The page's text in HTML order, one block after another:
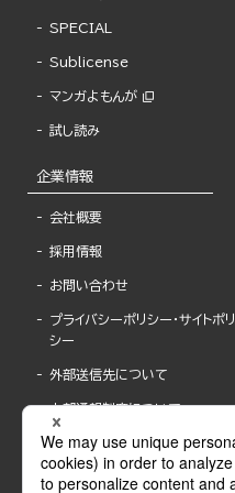
SPECIAL
Sublicense
マンガよもんが
試し読み
企業情報
会社概要
採用情報
お問い合わせ
プライバシーポリシー・サイトポリ
シー
外部送信先について
内部通報制度について